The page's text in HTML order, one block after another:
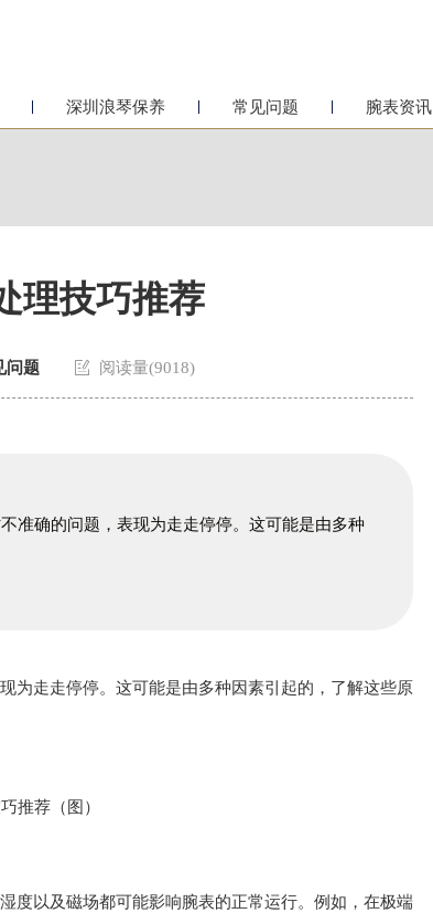
深圳浪琴保养 常见问题 腕表资讯
理技巧推荐
问题  阅读量(9018)
准确的问题，表现为走走停停。这可能是由多种
走走停停。这可能是由多种因素引起的，了解这些原
以及磁场都可能影响腕表的正常运行。例如，在极端